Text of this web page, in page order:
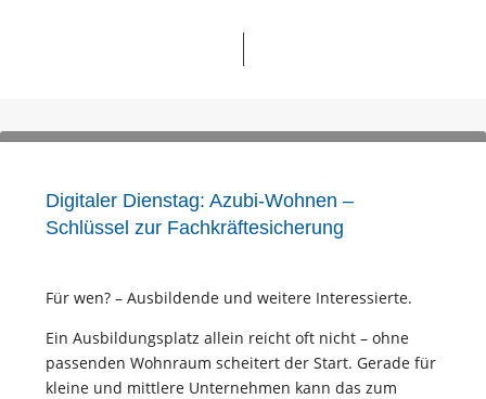
Digitaler Dienstag: Azubi-Wohnen –
Schlüssel zur Fachkräftesicherung
Für wen? – Ausbildende und weitere Interessierte.
Ein Ausbildungsplatz allein reicht oft nicht – ohne
passenden Wohnraum scheitert der Start. Gerade für
kleine und mittlere Unternehmen kann das zum